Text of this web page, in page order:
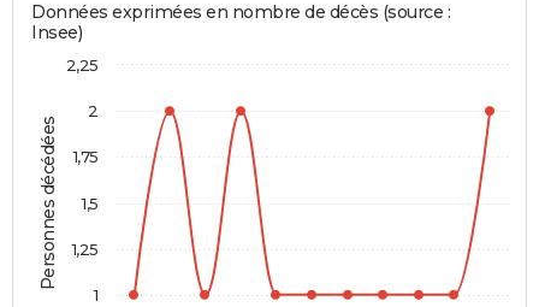
Personnes décédées
Données exprimées en nombre de décès (source :
Insee)
1
1,25
1,5
1,75
2
2,25